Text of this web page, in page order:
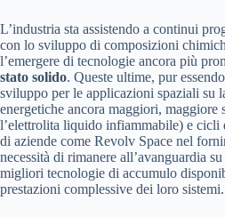
L’industria sta assistendo a continui
con lo sviluppo di composizioni
l’emergere di tecnologie ancora più
stato solido. Queste ultime, pur
sviluppo per le applicazioni spaziali su
energetiche ancora maggiori, maggiore
l’elettrolita liquido infiammabile) e
di aziende come Revolv Space nel
necessità di rimanere all’avanguardia
migliori tecnologie di accumulo
prestazioni complessive dei loro sistemi.